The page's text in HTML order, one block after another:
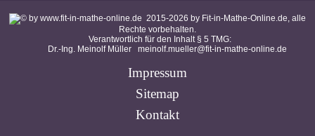
2015-2026 by Fit-in-Mathe-Online.de, alle
Rechte vorbehalten.
Verantwortlich für den Inhalt § 5 TMG:
Dr.-Ing. Meinolf Müller meinolf.mueller@fit-in-mathe-online.de
Impressum
Sitemap
Kontakt